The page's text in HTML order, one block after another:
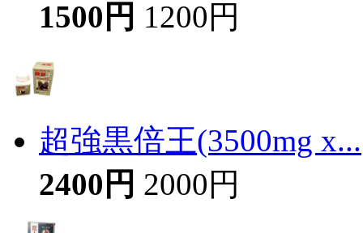
1500円 1200円
超強黒倍王(3500mg x...
2400円 2000円